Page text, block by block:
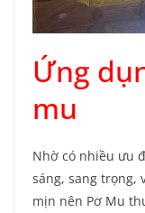
Ứng
mu
Nhờ có nhiều ưu
sáng, sang trọng,
mịn nên Pơ Mu